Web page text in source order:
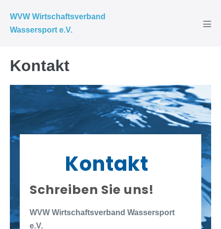
WVW Wirtschaftsverband
Wassersport e.V.
Kontakt
Kontakt
Schreiben Sie uns!
WVW Wirtschaftsverband Wassersport
e.V.